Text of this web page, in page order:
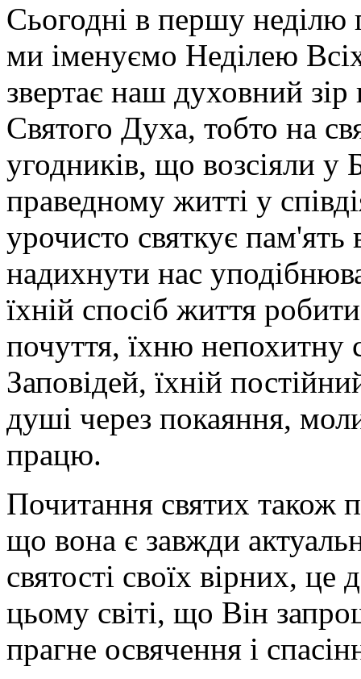
Сьогодні в першу неділю
ми іменуємо Неділею
звертає наш духовний
Святого Духа, тобто на
угодників, що возсіяли у
праведному житті у
урочисто святкує
надихнути нас
їхній спосіб життя
почуття, їхню непохитну
Заповідей, їхній
душі через покаяння,
працю.
Почитання святих також
що вона є завжди
святості своїх вірних,
цьому світі, що Він
прагне освячення і